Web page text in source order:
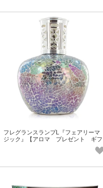
フレグランスランプL『フェアリーマ
ジック』【アロマ プレゼント ギフ